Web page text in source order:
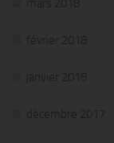
mars 2018
février 2018
janvier 2018
décembre 2017